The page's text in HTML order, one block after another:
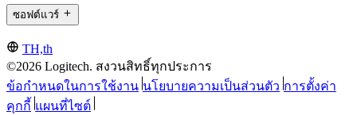
ซอฟต์แวร์
TH,th
©2026 Logitech. สงวนสิทธิ์ทุกประการ
ข้อกำหนดในการใช้งาน นโยบายความเป็นส่วนตัว การตั้งค่า
คุกกี้ แผนที่ไซต์